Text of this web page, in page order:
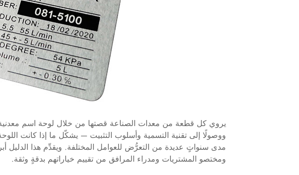
يروي كل قطعة من معدات الصناعة قصتها من خلال لوحة اسم
ووصولًا إلى تقنية التسمية وأسلوب التثبيت — يشكّل ما إذا كانت
مدى سنواتٍ عديدة من التعرُّض للعوامل المختلفة. ويقدِّم هذا الدليل
ومختصو المشتريات ومدراء المرافق من تقييم خياراتهم بدقةٍ وثقة.